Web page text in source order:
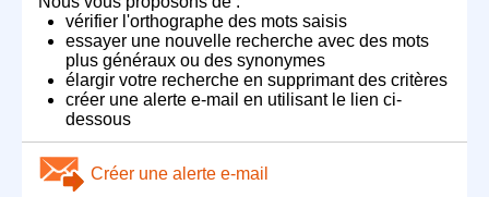
vérifier l'orthographe des mots saisis
essayer une nouvelle recherche avec des mots
plus généraux ou des synonymes
élargir votre recherche en supprimant des critères
créer une alerte e-mail en utilisant le lien ci-
dessous
Créer une alerte e-mail